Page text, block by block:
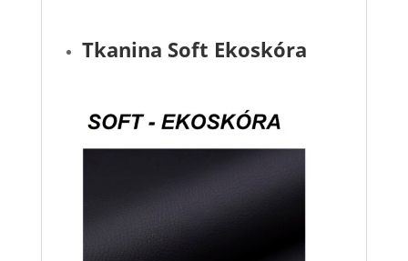
Tkanina Soft Ekoskóra